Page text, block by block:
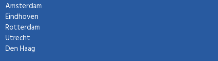
Amsterdam
Eindhoven
Rotterdam
Utrecht
Den Haag